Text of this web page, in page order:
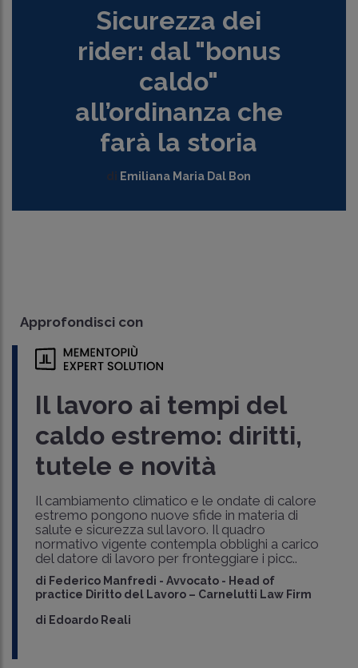
Sicurezza dei
rider: dal "bonus
caldo"
all’ordinanza che
farà la storia
di Emiliana Maria Dal Bon
Approfondisci con
Il lavoro ai tempi del
caldo estremo: diritti,
tutele e novità
Il cambiamento climatico e le ondate di calore
estremo pongono nuove sfide in materia di
salute e sicurezza sul lavoro. Il quadro
normativo vigente contempla obblighi a carico
del datore di lavoro per fronteggiare i picc..
di Federico Manfredi - Avvocato - Head of
practice Diritto del Lavoro – Carnelutti Law Firm
di Edoardo Reali